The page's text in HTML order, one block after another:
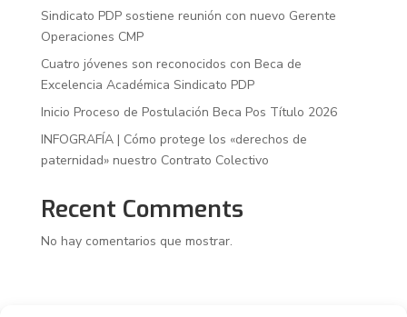
Sindicato PDP sostiene reunión con nuevo Gerente
Operaciones CMP
Cuatro jóvenes son reconocidos con Beca de
Excelencia Académica Sindicato PDP
Inicio Proceso de Postulación Beca Pos Título 2026
INFOGRAFÍA | Cómo protege los «derechos de
paternidad» nuestro Contrato Colectivo
Recent Comments
No hay comentarios que mostrar.